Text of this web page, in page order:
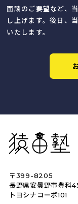
面談のご要望など、
し上げます。後日、
いたします。
猿田塾
〒399-8205
長野県安曇野市豊科
トヨシナコーポ101